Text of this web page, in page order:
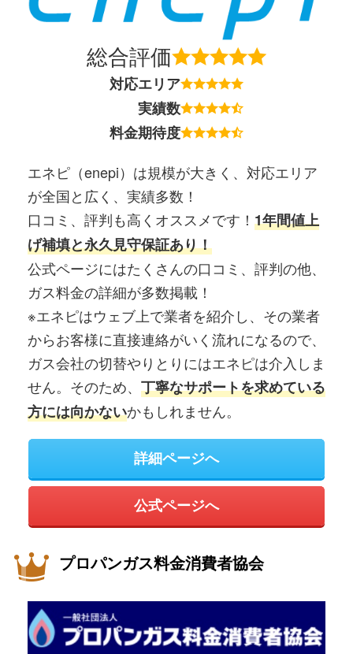
総合評価
対応エリア
実績数
料金期待度
エネピ（enepi）は規模が大きく、対応エリア
が全国と広く、実績多数！
口コミ、評判も高くオススメです！ 1年間値上
げ補填と永久見守保証あり！
公式ページにはたくさんの口コミ、評判の他、
ガス料金の詳細が多数掲載！
※エネピはウェブ上で業者を紹介し、その業者
からお客様に直接連絡がいく流れになるので、
ガス会社の切替やりとりにはエネピは介入しま
せん。そのため、 丁寧なサポートを求めている
方には向かないかもしれません。
詳細ページへ
公式ページへ
プロパンガス料金消費者協会